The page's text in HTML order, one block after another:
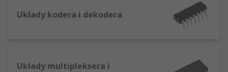
Układy kodera i dekodera
Układy multipleksera i